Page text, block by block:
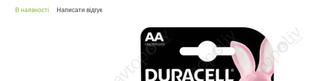
В наявності Написати відгук